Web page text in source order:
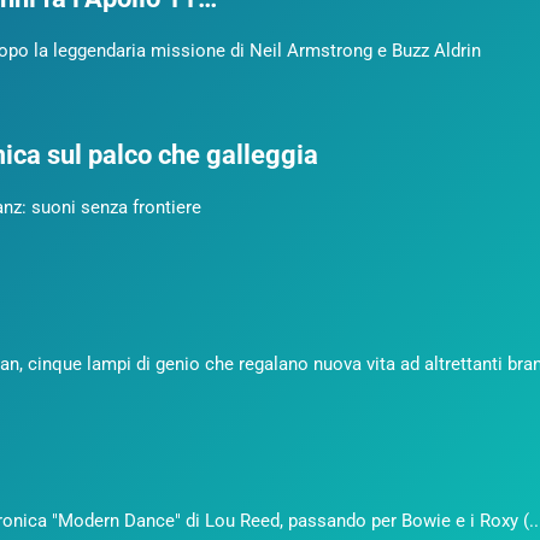
la leggendaria missione di Neil Armstrong e Buzz Aldrin
sul palco che galleggia
suoni senza frontiere
cinque lampi di genio che regalano nuova vita ad altrettanti
"Modern Dance" di Lou Reed, passando per Bowie e i Roxy